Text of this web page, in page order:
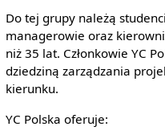
Do tej grupy należą
managerowie oraz
niż 35 lat. Członkowie YC
dziedziną zarządzania
kierunku.
YC Polska oferuje: